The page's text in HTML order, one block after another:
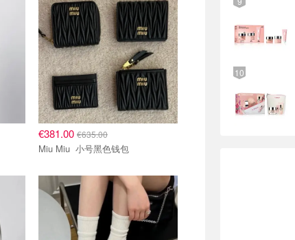
€381.00 €635.00
Miu Miu 小号黑色钱包